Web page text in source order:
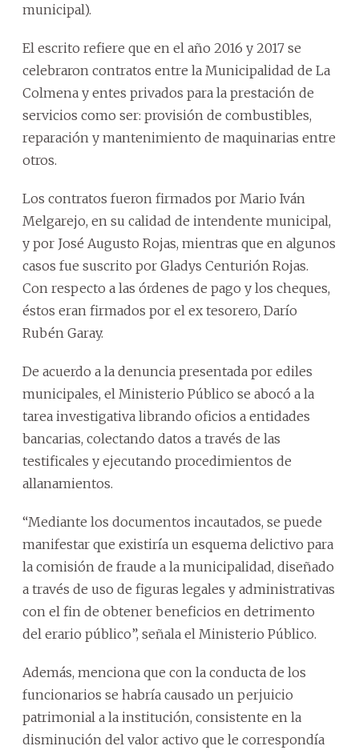
municipal).
El escrito refiere que en el año 2016 y 2017 se
celebraron contratos entre la Municipalidad de La
Colmena y entes privados para la prestación de
servicios como ser: provisión de combustibles,
reparación y mantenimiento de maquinarias entre
otros.
Los contratos fueron firmados por Mario Iván
Melgarejo, en su calidad de intendente municipal,
y por José Augusto Rojas, mientras que en algunos
casos fue suscrito por Gladys Centurión Rojas.
Con respecto a las órdenes de pago y los cheques,
éstos eran firmados por el ex tesorero, Darío
Rubén Garay.
De acuerdo a la denuncia presentada por ediles
municipales, el Ministerio Público se abocó a la
tarea investigativa librando oficios a entidades
bancarias, colectando datos a través de las
testificales y ejecutando procedimientos de
allanamientos.
“Mediante los documentos incautados, se puede
manifestar que existiría un esquema delictivo para
la comisión de fraude a la municipalidad, diseñado
a través de uso de figuras legales y administrativas
con el fin de obtener beneficios en detrimento
del erario público”, señala el Ministerio Público.
Además, menciona que con la conducta de los
funcionarios se habría causado un perjuicio
patrimonial a la institución, consistente en la
disminución del valor activo que le correspondía